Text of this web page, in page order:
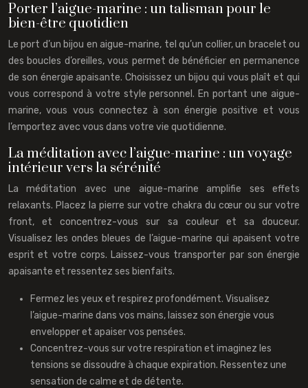
Porter l’aigue-marine : un talisman pour le
bien-être quotidien
Le port d’un bijou en aigue-marine, tel qu’un collier, un bracelet ou
des boucles d’oreilles, vous permet de bénéficier en permanence
de son énergie apaisante. Choisissez un bijou qui vous plaît et qui
vous correspond à votre style personnel. En portant une aigue-
marine, vous vous connectez à son énergie positive et vous
l’emportez avec vous dans votre vie quotidienne.
La méditation avec l’aigue-marine : un voyage
intérieur vers la sérénité
La méditation avec une aigue-marine amplifie ses effets
relaxants. Placez la pierre sur votre chakra du cœur ou sur votre
front, et concentrez-vous sur sa couleur et sa douceur.
Visualisez les ondes bleues de l’aigue-marine qui apaisent votre
esprit et votre corps. Laissez-vous transporter par son énergie
apaisante et ressentez ses bienfaits.
Fermez les yeux et respirez profondément. Visualisez
l’aigue-marine dans vos mains, laissez son énergie vous
envelopper et apaiser vos pensées.
Concentrez-vous sur votre respiration et imaginez les
tensions se dissoudre à chaque expiration. Ressentez une
sensation de calme et de détente.